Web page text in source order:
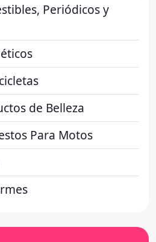
Periódicos y
de Belleza
Para Motos